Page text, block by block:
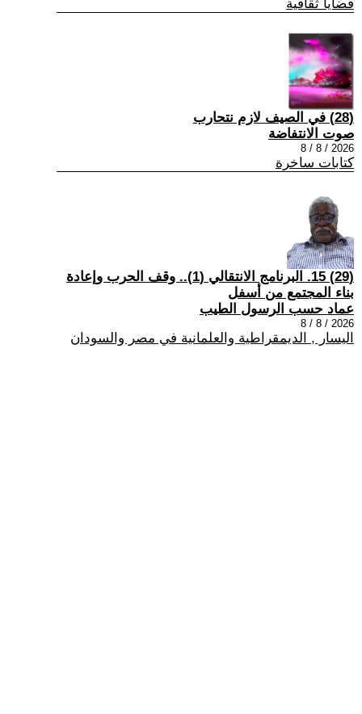
قضايا ثقافية
(28) في الصيف لازم نتحارب
صوت الانتفاضة
2026 / 8 / 8
كتابات ساخرة
(29) 15. البرنامج الانتقالي (1).. وقف الحرب وإعادة
بناء المجتمع من أسفل
عماد حسب الرسول الطيب
2026 / 8 / 8
اليسار , الديمقراطية والعلمانية في مصر والسودان